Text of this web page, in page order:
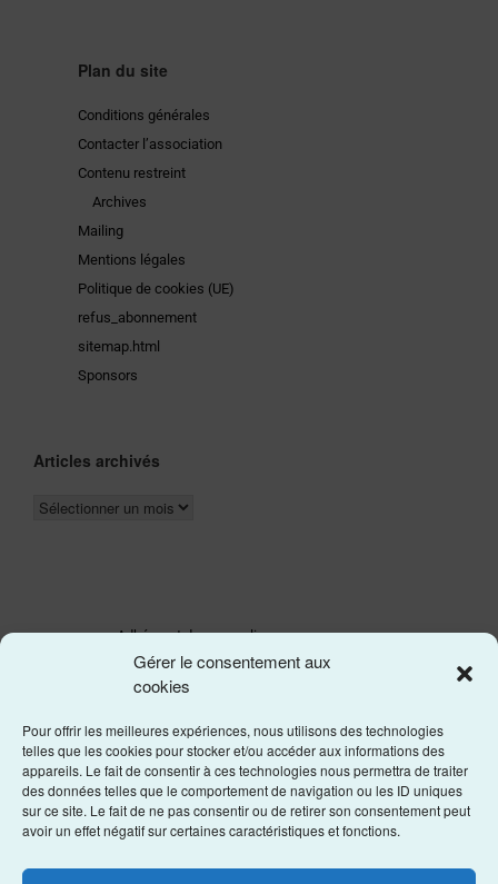
Gérer le consentement aux
cookies
Pour offrir les meilleures expériences, nous utilisons des technologies
telles que les cookies pour stocker et/ou accéder aux informations des
appareils. Le fait de consentir à ces technologies nous permettra de traiter
des données telles que le comportement de navigation ou les ID uniques
sur ce site. Le fait de ne pas consentir ou de retirer son consentement peut
avoir un effet négatif sur certaines caractéristiques et fonctions.
Plan du site
Conditions générales
Contacter l’association
Contenu restreint
Archives
Mailing
Mentions légales
Politique de cookies (UE)
refus_abonnement
sitemap.html
Sponsors
Articles archivés
Adhérer et donner en ligne
Les statuts de l'asso